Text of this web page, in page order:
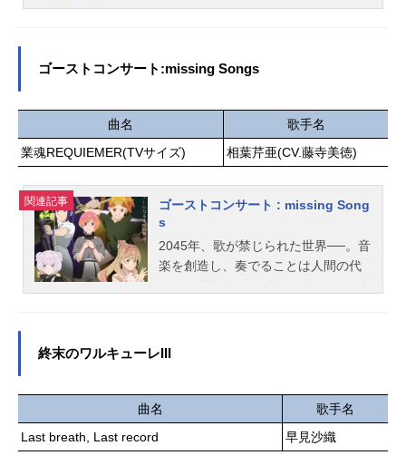
監督：秋田谷典昭シリーズ構成：横
春 斉藤和也美術監督：李凡善色彩
リーチャー・プロップデザイン：バ
ーンストーム・デザインラボ 田中
俊成 由利聡 大山裕之撮影監督：
柳田貴志3D監督：濱村敏郎編集：瀧
川三智音響監督：大寺文彦音響制
作：マジックカプセル音楽：成田旬
音楽制作：ポニーキャニオンアニ
メ...
と。作品名KPOPガールズ！デーモ
ン・ハンターズ放送形態配信スケジ
にてキャストルミ：寿美菜子／堤育
子（歌唱）ミラ：田村睦心／MARU
（歌唱）ゾーイ：渡谷美帆／横山愛
太グウィマ：土田大セリーヌ：樋口
あかりボビー：虎島貴明スタッフ監
督：マギー・カン公開開始年＆季節2
025アニメ映画『KPOPガールズ！デ
ゴーストコンサート:missing Songs
曲名
歌手名
業魂REQUIEMER(TVサイズ)
相葉芹亜(CV.藤寺美徳)
関連記事
ゴーストコンサート : missing Song
s
2045年、歌が禁じられた世界──。音
楽を創造し、奏でることは人間の代
ているはずの歌声を耳にする。歌声
れた偉人──"グレートゴースト"。霊
能力者集団──"ＴＥＲＡ"。そして響
く──"憑依鎮魂歌"。「これは、私が
終末のワルキューレIII
曲名
歌手名
Last breath, Last record
早見沙織